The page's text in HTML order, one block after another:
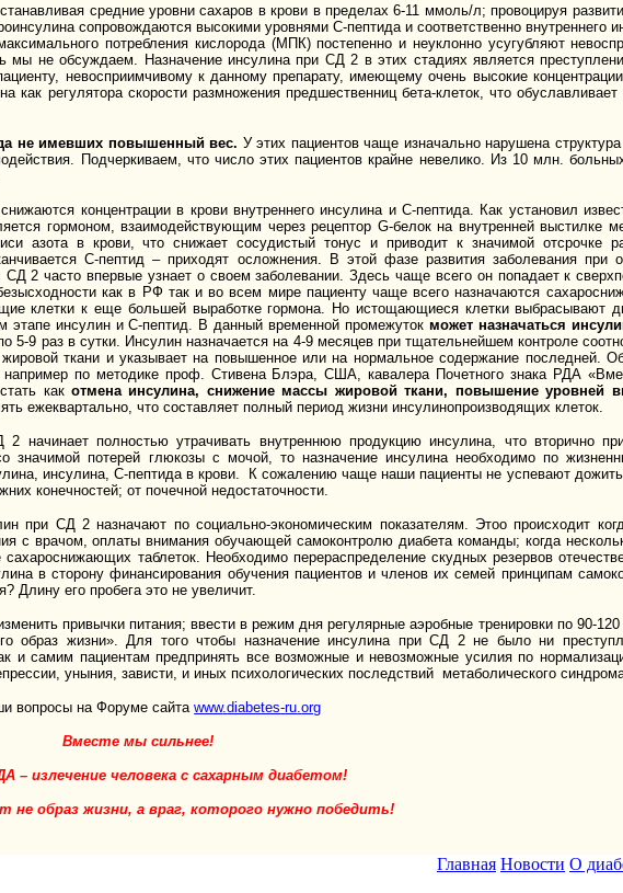
средние уровни сахаров в крови в пределах 6-11 ммоль/л; провоцируя
сопровождаются высокими уровнями С-пептида и соответственно внутреннего
потребления кислорода (МПК) постепенно и неуклонно усугубляют
не обсуждаем. Назначение инсулина при СД 2 в этих стадиях является
невосприимчивому к данному препарату, имеющему очень высокие концентрации
регулятора скорости размножения предшественниц бета-клеток, что обуславливает
не имевших повышенный вес. У этих пациентов чаще изначально нарушена
Подчеркиваем, что число этих пациентов крайне невелико. Из 10 млн.
концентрации в крови внутреннего инсулина и С-пептида. Как установил
гормоном, взаимодействующим через рецептор G-белок на внутренней выстилке
азота в крови, что снижает сосудистый тонус и приводит к значимой отсрочке
С-пептид – приходят осложнения. В этой фазе развития заболевания при
2 часто впервые узнает о своем заболевании. Здесь чаще всего он попадает к
как в РФ так и во всем мире пациенту чаще всего назначаются
клетки к еще большей выработке гормона. Но истощающиеся клетки выбрасывают
инсулин и С-пептид. В данный временной промежуток может назначаться
5-9 раз в сутки. Инсулин назначается на 4-9 месяцев при тщательнейшем контроле
ткани и указывает на повышенное или на нормальное содержание последней.
например по методике проф. Стивена Блэра, США, кавалера Почетного знака РДА
как отмена инсулина, снижение массы жировой ткани, повышение уровней
ежеквартально, что составляет полный период жизни инсулинопроизводящих клеток.
полностью утрачивать внутреннюю продукцию инсулина, что вторично
потерей глюкозы с мочой, то назначение инсулина необходимо по
инсулина, С-пептида в крови. К сожалению чаще наши пациенты не успевают
конечностей; от почечной недостаточности.
СД 2 назначают по социально-экономическим показателям. Этоо происходит
с врачом, оплаты внимания обучающей самоконтролю диабета команды; когда
таблеток. Необходимо перераспределение скудных резервов
в сторону финансирования обучения пациентов и членов их семей принципам
Длину его пробега это не увеличит.
привычки питания; ввести в режим дня регулярные аэробные тренировки по 90-
образ жизни». Для того чтобы назначение инсулина при СД 2 не было ни
и самим пациентам предпринять все возможные и невозможные усилия по
уныния, зависти, и иных психологических последствий метаболического
вопросы на Форуме сайтаwww.diabetes-ru .org
Вместе мы сильнее!
– излечение человека с сахарным диабетом!
не образ жизни, а враг, которого нужно победить!
Главная Новости О